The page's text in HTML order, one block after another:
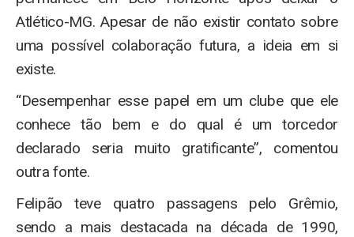
Atlético-MG. Apesar de não existir contato sobre
uma possível colaboração futura, a ideia em si
existe.
“Desempenhar esse papel em um clube que ele
conhece tão bem e do qual é um torcedor
declarado seria muito gratificante”, comentou
outra fonte.
Felipão teve quatro passagens pelo Grêmio,
sendo a mais destacada na década de 1990,